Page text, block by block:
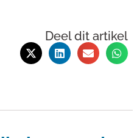
Deel dit artikel